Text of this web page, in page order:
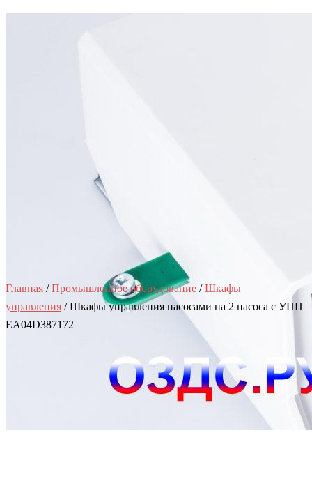
Главная /Промышленное оборудование /Шкафы
управления / Шкафы управления насосами на 2 насоса с УПП
EA04D387172